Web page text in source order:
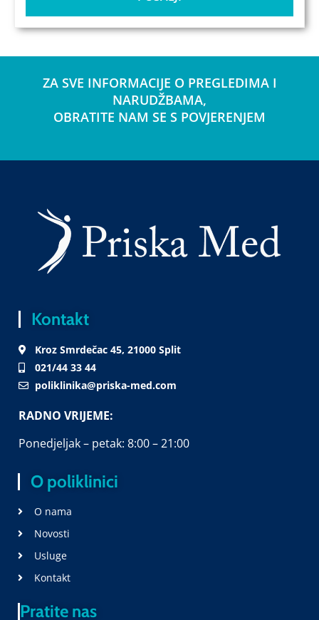
ZA SVE INFORMACIJE O PREGLEDIMA I
NARUDŽBAMA,
OBRATITE NAM SE S POVJERENJEM
Kontakt
Kroz Smrdečac 45, 21000 Split
021/44 33 44
poliklinika@priska-med.com
RADNO VRIJEME:
Ponedjeljak – petak: 8:00 – 21:00
O poliklinici
O nama
Novosti
Usluge
Kontakt
Pratite nas